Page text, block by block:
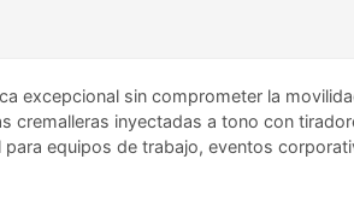
excepcional sin comprometer la
inyectadas a tono con
equipos de trabajo, eventos